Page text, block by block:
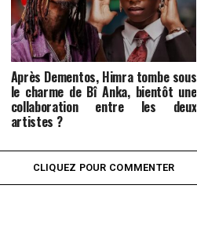
Après Dementos, Himra tombe sous
le charme de Bî Anka, bientôt une
collaboration entre les deux
artistes ?
CLIQUEZ POUR COMMENTER